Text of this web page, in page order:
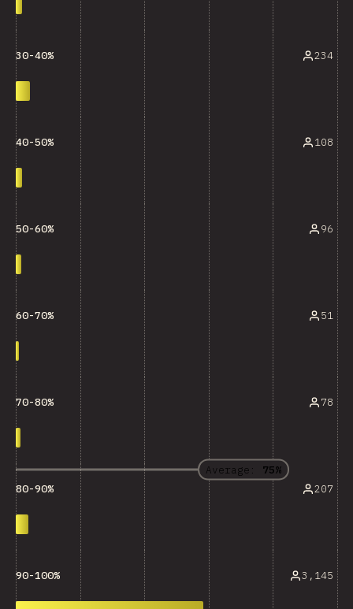
Average: 75%
30-40% 234
40-50% 108
50-60% 96
60-70% 51
70-80% 78
80-90% 207
90-100% 3,145